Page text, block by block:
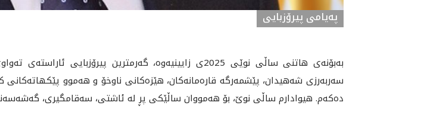
پەیامی پیرۆزبایی
به‌بۆنه‌ى هاتنى ‌ساڵی نوێی 2025ی زایینیەوە، گەرمترین
سەربەرزی شەهیدان، پێشمەرگە قارەمانەکان، هێزەکانی ناوخۆ و هەموو
ده‌كه‌م. هيوادارم ساڵى نوێ، بۆ هه‌مووان ساڵێکی پڕ لە ئاشتی، سەقامگیری،